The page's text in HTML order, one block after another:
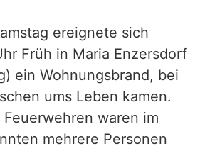
ereignete sich
Früh in Maria Enzersdorf
ein Wohnungsbrand, bei
ums Leben kamen.
waren im
mehrere Personen